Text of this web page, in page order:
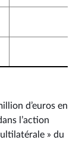
d’euros en
l’action
» du